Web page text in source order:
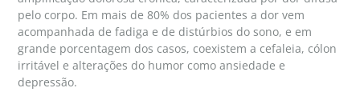
pelo corpo. Em mais de 80% dos pacientes a dor vem
acompanhada de fadiga e de distúrbios do sono, e em
grande porcentagem dos casos, coexistem a cefaleia, cólon
irritável e alterações do humor como ansiedade e
depressão.